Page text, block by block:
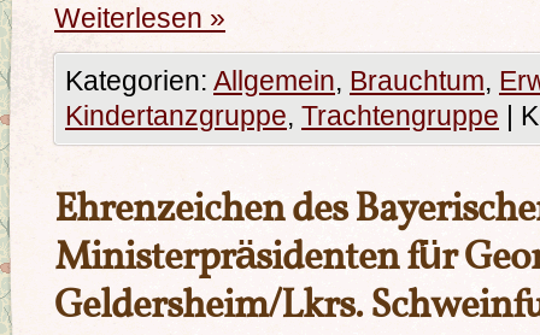
Weiterlesen »
Kategorien: Allgemein, Brauchtum,
Kindertanzgruppe, Trachtengruppe |
Ehrenzeichen des
Ministerpräsidenten für
Geldersheim/Lkrs.